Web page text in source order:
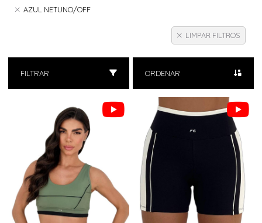
AZUL NETUNO/OFF
LIMPAR FILTROS
FILTRAR ORDENAR